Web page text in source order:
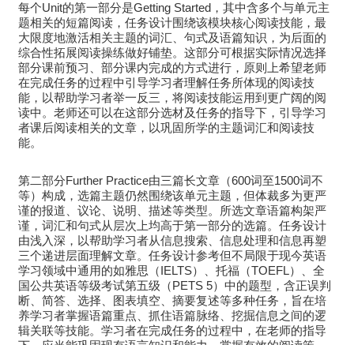
每个Unit的第一部分是Getting Started，其中含多个与单元主
题相关的短篇阅读，任务设计围绕该模块核心阅读技能，最
大限度地激活相关主题的词汇、句式及语篇知识，为后面的
综合性拓展阅读操练做好铺垫。这部分可根据实际情况选择
部分课前预习、部分课内完成的方式进行，原则上希望老师
在完成任务的过程中引导学习者理解任务所体现的阅读技
能，以帮助学习者举一反三，将阅读技能运用到更广阔的阅
读中。老师还可以在这部分选材及任务的指导下，引导学习
者课后阅读相关的文章，以巩固所学的主题词汇和阅读技
能。
第二部分Further Practice由三篇长文章（600词至1500词不
等）构成，选篇主题仍然围绕该单元主题，但体裁多为更严
谨的报道、议论、说明、描述等类型。所选文章语篇构架严
谨，词汇和句式从层次上均高于第一部分的选篇。任务设计
由浅入深，以帮助学习者从信息搜索、信息处理和信息再塑
三个递进层面理解文章。任务设计参考但不局限于现今英语
学习领域中通用的如雅思（IELTS）、托福（TOEFL）、全
国公共英语等级考试第五级（PETS 5）中的题型，含正误判
断、简答、选择、图表填空、摘要复述等多种任务，旨在培
养学习者掌握语篇重点、抓住语篇脉络、挖掘信息之间的逻
辑关联等技能。学习者在完成任务的过程中，在老师的指导